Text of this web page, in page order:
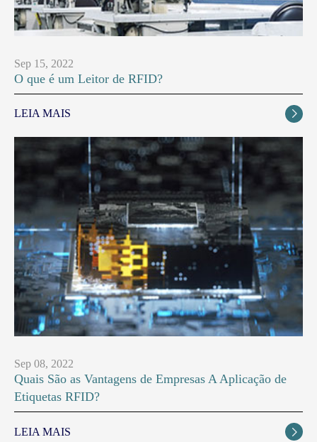
Sep 15, 2022
O que é um Leitor de RFID?
LEIA MAIS 
Sep 08, 2022
Quais São as Vantagens de Empresas A Aplicação de
Etiquetas RFID?
LEIA MAIS 